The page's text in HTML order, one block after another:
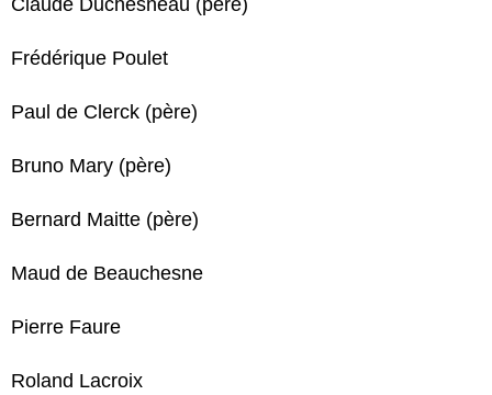
Claude Duchesneau (père)
Frédérique Poulet
Paul de Clerck (père)
Bruno Mary (père)
Bernard Maitte (père)
Maud de Beauchesne
Pierre Faure
Roland Lacroix